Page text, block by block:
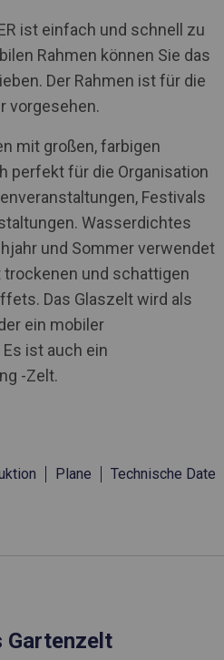
ist einfach und schnell zu
Rahmen können Sie das
Der Rahmen ist für die
vorgesehen.
mit großen, farbigen
perfekt für die Organisation
Festivals
Wasserdichtes
und Sommer verwendet
trockenen und schattigen
Das Glaszelt wird als
ein mobiler
ist auch ein
-Zelt.
Plane Technische Daten
Gartenzelt